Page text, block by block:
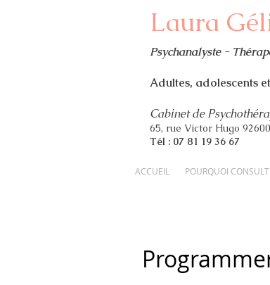
Laura
Psychanalyste -
Adultes, adolescents
Cabinet de
65, rue Victor Hugo
Tél : 07 81 19 36 67
ACCUEIL POURQUOI